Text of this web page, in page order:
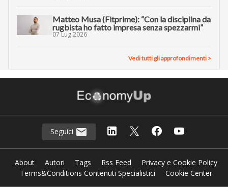
Matteo Musa (Fitprime): “Con la disciplina da
rugbista ho fatto impresa senza spezzarmi”
07 Lug 2026
Vedi tutti gli approfondimenti >
Seguici
About Autori Tags Rss Feed
Privacy e Cookie Policy
Terms&Conditions Contenuti Specialistici
Cookie Center